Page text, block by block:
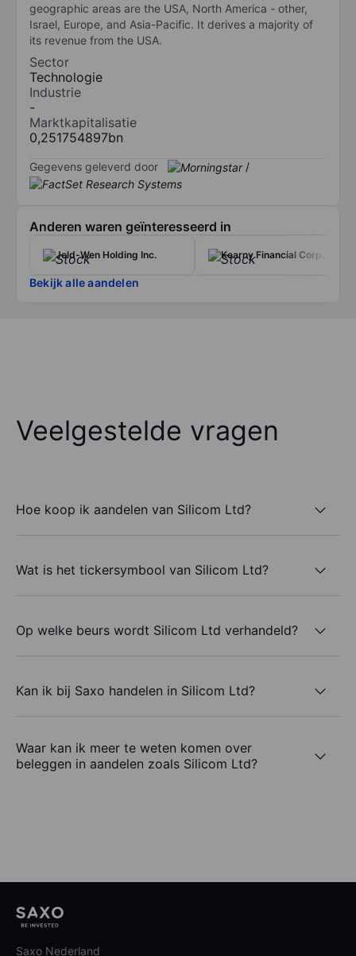
geographic areas are the USA, North America - other,
Israel, Europe, and Asia-Pacific. It derives a majority of
its revenue from the USA.
Sector
Technologie
Industrie
-
Marktkapitalisatie
0,251754897bn
Gegevens geleverd door /
Anderen waren geïnteresseerd in
Jeld-Wen Holding Inc. Kearny Financial Corp.
Bekijk alle aandelen
Veelgestelde vragen
Hoe koop ik aandelen van Silicom Ltd?
Wat is het tickersymbool van Silicom Ltd?
Op welke beurs wordt Silicom Ltd verhandeld?
Kan ik bij Saxo handelen in Silicom Ltd?
Waar kan ik meer te weten komen over
beleggen in aandelen zoals Silicom Ltd?
Saxo Nederland